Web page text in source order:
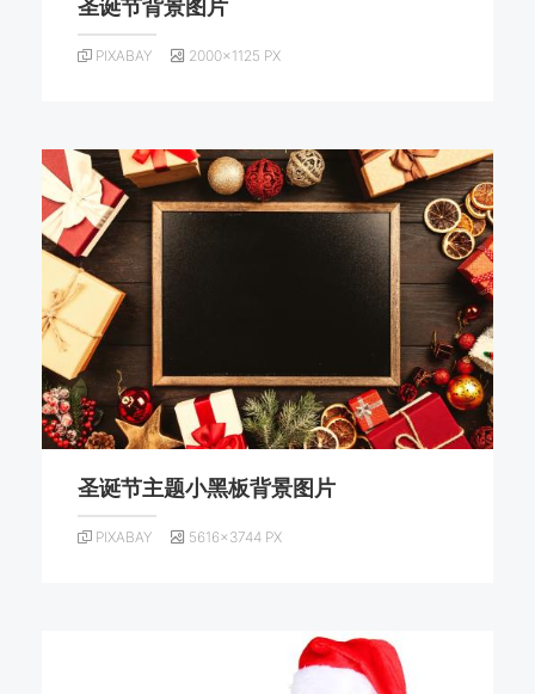
圣诞节背景图片
PIXABAY 2000×1125 PX
圣诞节主题小黑板背景图片
PIXABAY 5616×3744 PX